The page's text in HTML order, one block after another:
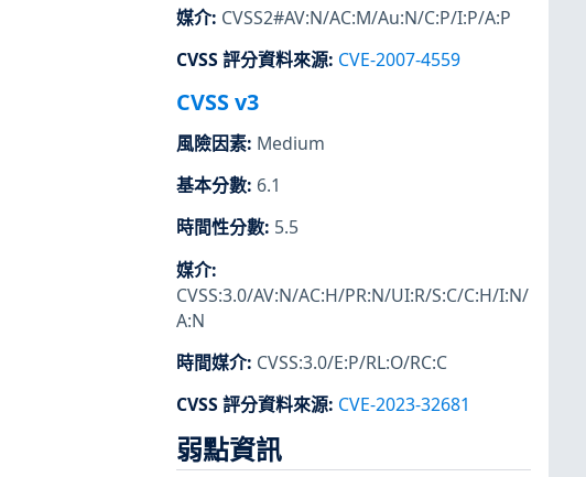
媒介: CVSS2#AV:N/AC:M/Au:N/C:P/I:P/A:P
CVSS 評分資料來源: CVE-2007-4559
CVSS v3
風險因素: Medium
基本分數: 6.1
時間性分數: 5.5
媒介:
CVSS:3.0/AV:N/AC:H/PR:N/UI:R/S:C/C:H/I:N/
A:N
時間媒介: CVSS:3.0/E:P/RL:O/RC:C
CVSS 評分資料來源: CVE-2023-32681
弱點資訊